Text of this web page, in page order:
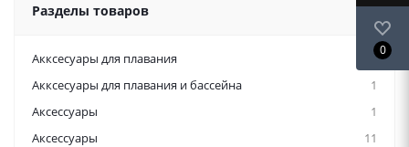
Разделы товаров
Акксесуары для плавания
12
Акксесуары для плавания и бассейна
1
Аксессуары
1
Аксессуары
11
0